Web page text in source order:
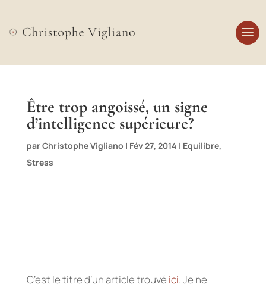
Être trop angoissé, un signe
d’intelligence supérieure?
parChristophe Vigliano | Fév 27, 2014 | Equilibre,
Stress
C’est le titre d’un article trouvé ici. Je ne